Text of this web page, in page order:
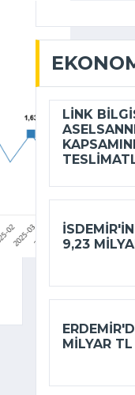
LINK
9,23
MILYAR